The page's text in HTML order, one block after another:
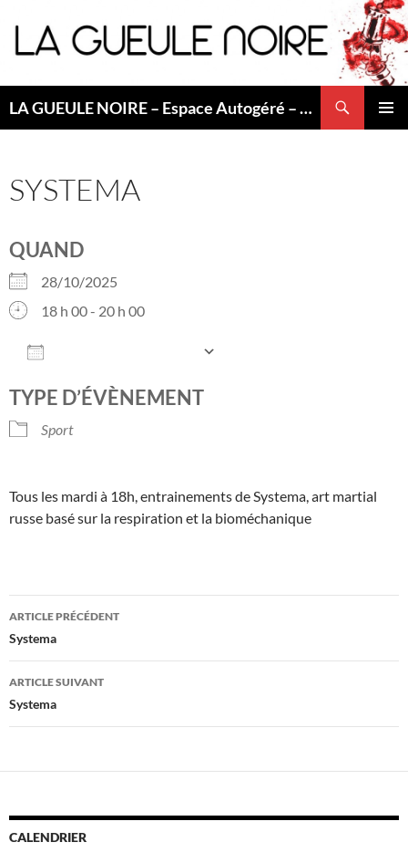
au
contenu
LA GUEULE NOIRE – Espace Autogéré – Saint Etienne
SYSTEMA
QUAND
28/10/2025
18 h 00 - 20 h 00
TYPE D’ÉVÈNEMENT
Sport
Tous les mardi à 18h, entrainements de Systema, art martial
russe basé sur la respiration et la bioméchanique
Navigation
des
articles
ARTICLE PRÉCÉDENT
Systema
ARTICLE SUIVANT
Systema
CALENDRIER